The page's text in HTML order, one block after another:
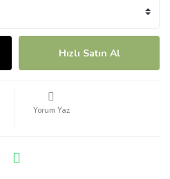
Hızlı Satın Al
Yorum Yaz